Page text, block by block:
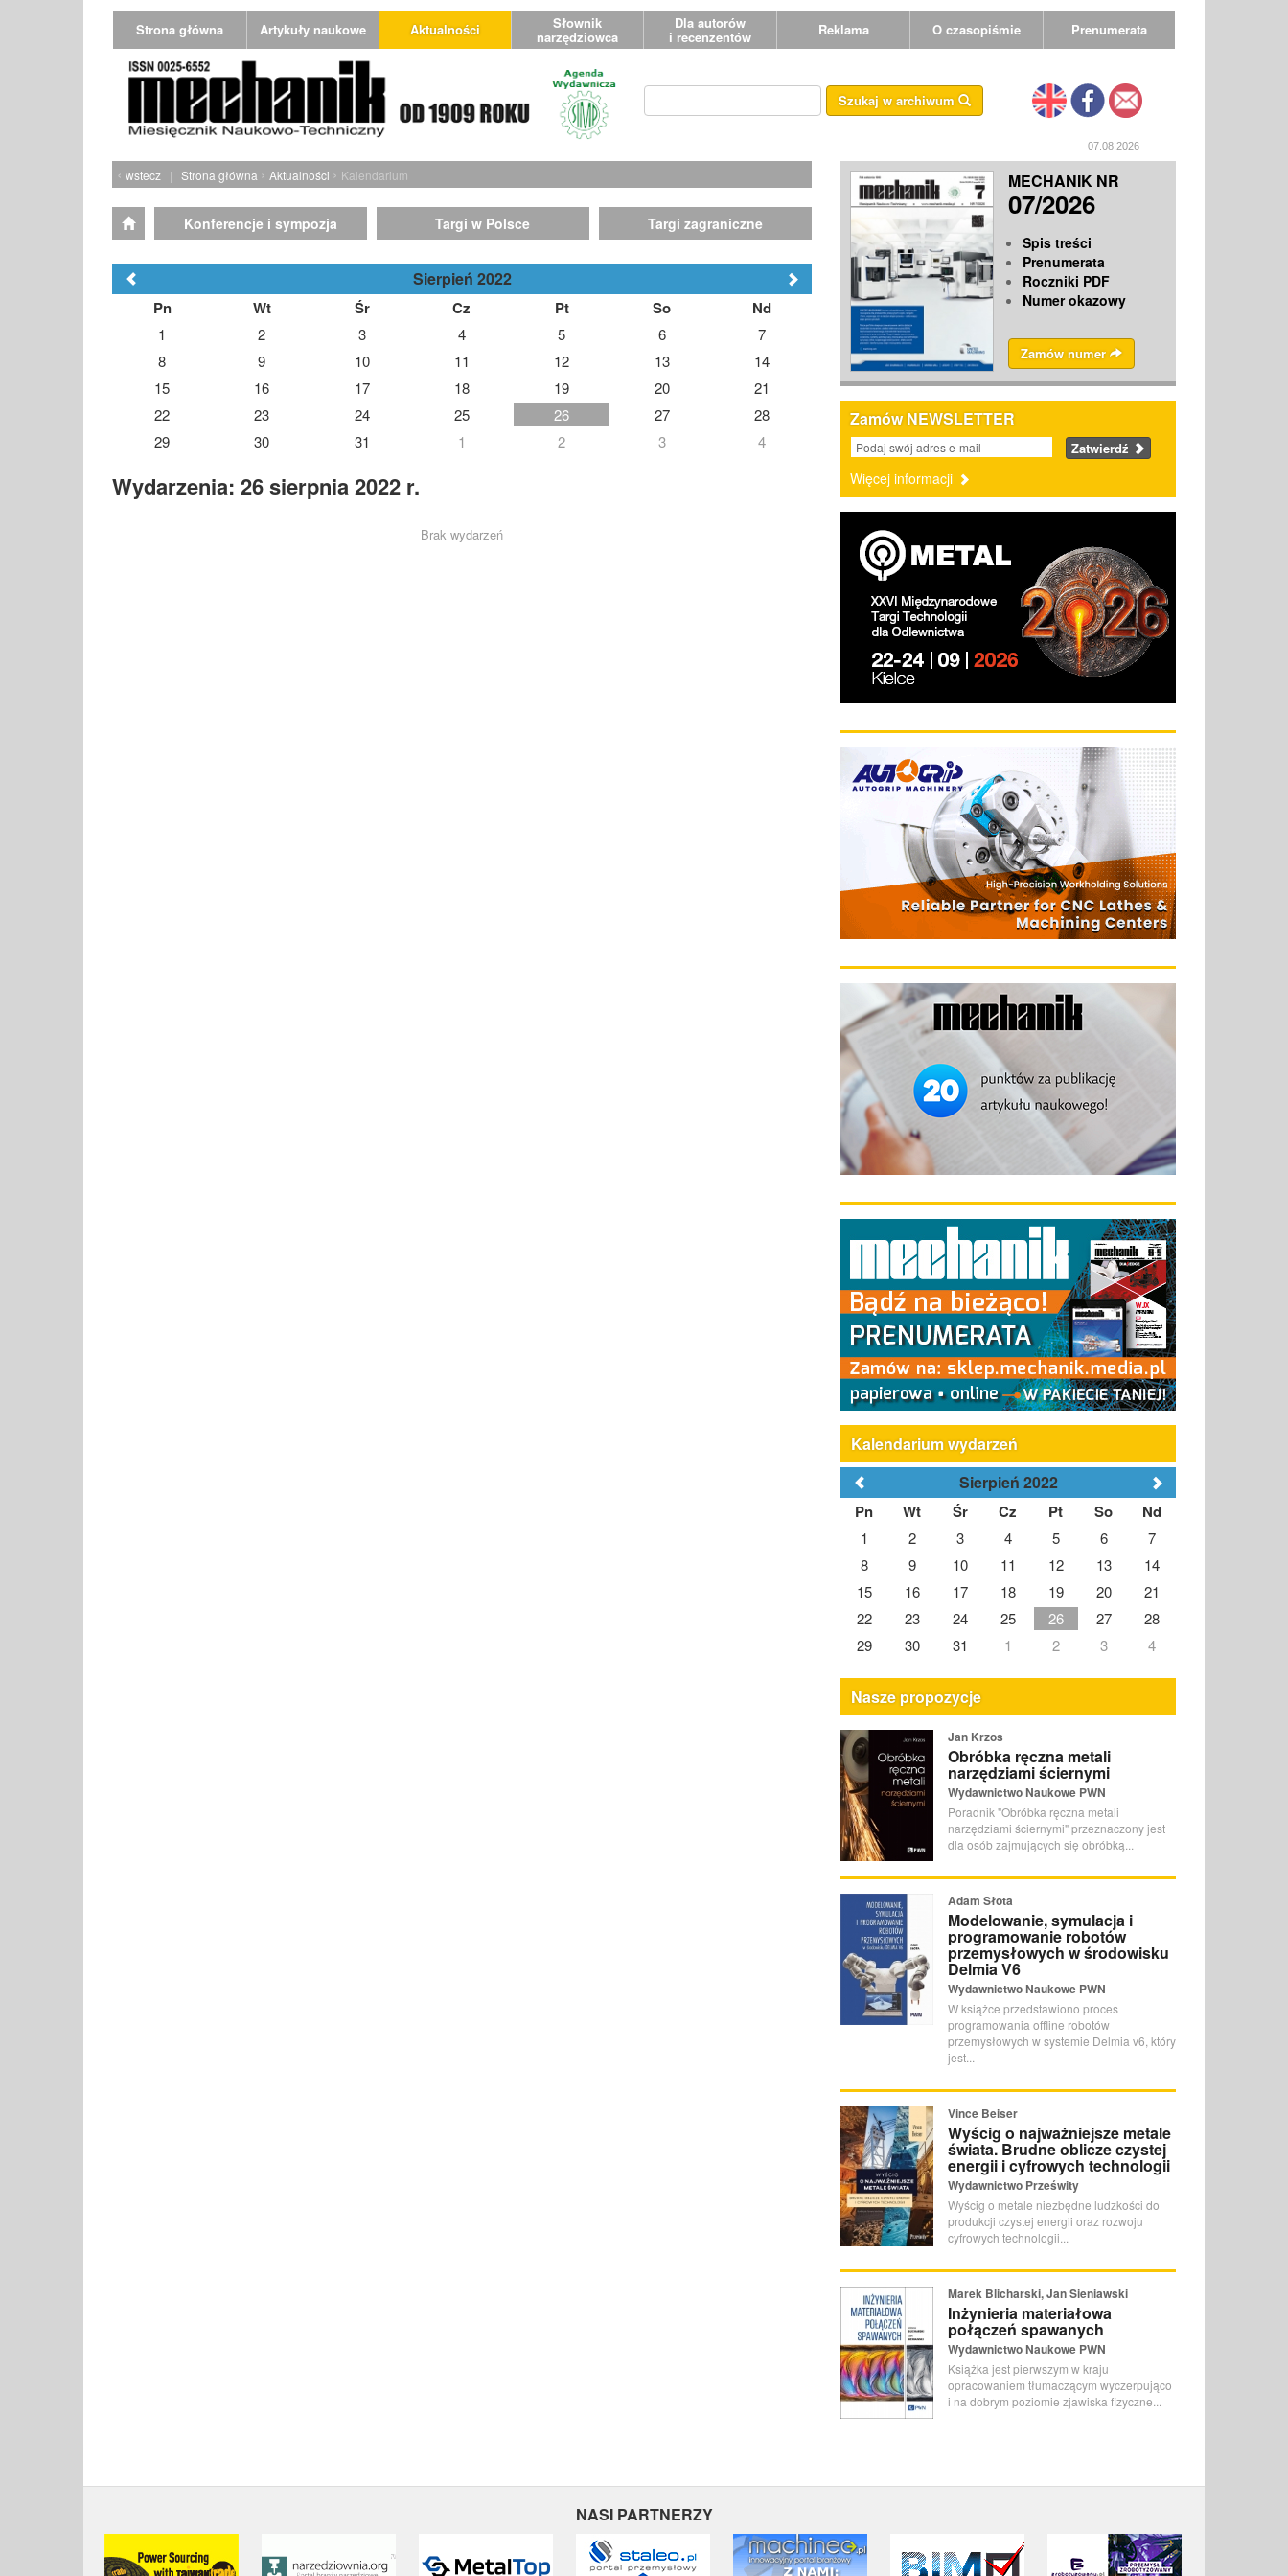
Strona główna Artykuły naukowe Aktualności Słownik
narzędziowca
Dla autorów
i recenzentów Reklama O czasopiśmie Prenumerata
Szukaj w archiwum
07.08.2026
‹ wstecz | Strona główna › Aktualności › Kalendarium
Konferencje i sympozja Targi w Polsce Targi zagraniczne
Sierpień 2022
Pn Wt Śr Cz Pt So Nd
1 2 3 4 5 6
7
8
9 10 11 12 13
14
15
16 17 18 19 20
21
22
23 24 25 26 27
28
29
30 31 1 2 3 4
Wydarzenia: 26 sierpnia 2022 r.
Brak wydarzeń
MECHANIK NR
07/2026
Spis treści
Prenumerata
Roczniki PDF
Numer okazowy
Zamów numer
Zamów NEWSLETTER
Zatwierdź
Więcej informacji
Kalendarium wydarzeń
Sierpień 2022
Pn Wt Śr Cz Pt So Nd
1 2 3 4 5 6
7
8
9 10 11 12 13
14
15
16 17 18 19 20
21
22
23 24 25 26 27
28
29
30 31 1 2 3 4
Nasze propozycje
Jan Krzos
Obróbka ręczna metali
narzędziami ściernymi
Wydawnictwo Naukowe PWN
Poradnik "Obróbka ręczna metali
narzędziami ściernymi" przeznaczony jest
dla osób zajmujących się obróbką...
Adam Słota
Modelowanie, symulacja i
programowanie robotów
przemysłowych w środowisku
Delmia V6
Wydawnictwo Naukowe PWN
W książce przedstawiono proces
programowania offline robotów
przemysłowych w systemie Delmia v6, który
jest...
Vince Beiser
Wyścig o najważniejsze metale
świata. Brudne oblicze czystej
energii i cyfrowych technologii
Wydawnictwo Prześwity
Wyścig o metale niezbędne ludzkości do
produkcji czystej energii oraz rozwoju
cyfrowych technologii...
Marek Blicharski, Jan Sieniawski
Inżynieria materiałowa
połączeń spawanych
Wydawnictwo Naukowe PWN
Książka jest pierwszym w kraju
opracowaniem tłumaczącym wyczerpująco
i na dobrym poziomie zjawiska fizyczne...
NASI PARTNERZY